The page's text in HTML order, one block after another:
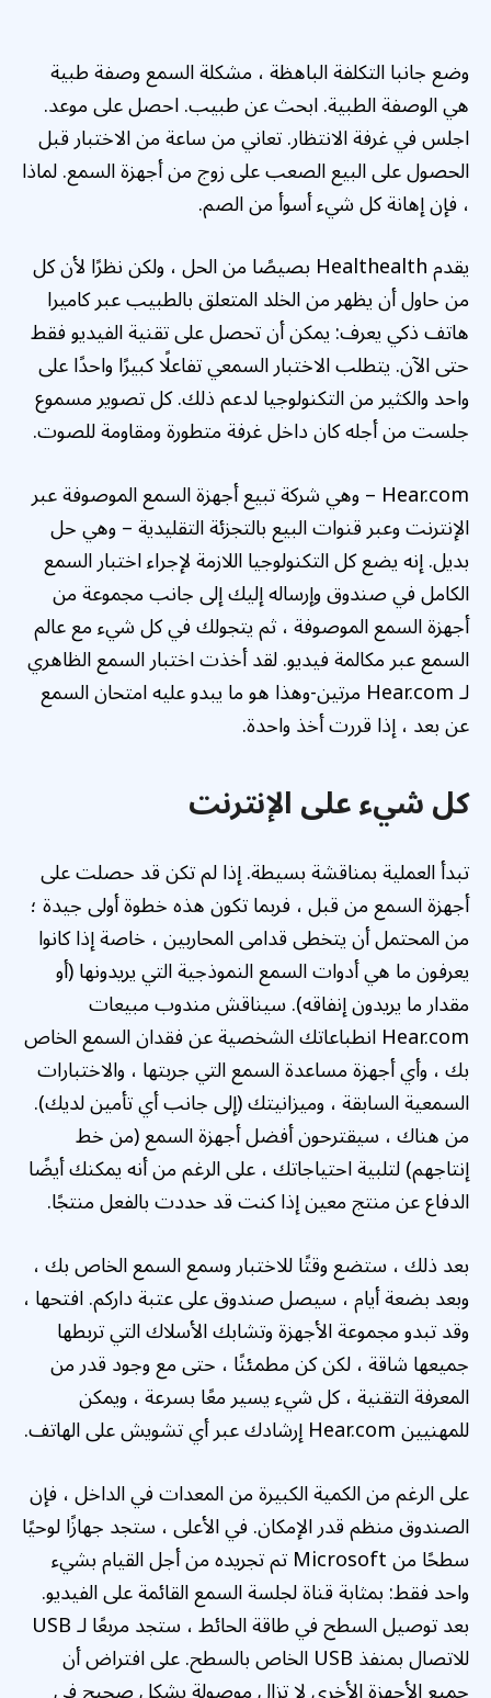
وضع جانباالتكلفة الباهظة ، مشكلة السمع وصفة طبية
هي الوصفة الطبية. ابحث عن طبيب. احصل على موعد.
اجلس في غرفة الانتظار. تعاني من ساعة من الاختبار قبل
الحصول على البيع الصعب على زوج من أجهزة السمع. لماذا
، فإن إهانة كل شيء أسوأ من الصم.
يقدم Healthealth بصيصًا من الحل ، ولكن نظرًا لأن كل
من حاول أن يظهر من الخلد المتعلق بالطبيب عبر كاميرا
هاتف ذكي يعرف: يمكن أن تحصل على تقنية الفيديو فقط
حتى الآن. يتطلب الاختبار السمعي تفاعلًا كبيرًا واحدًا على
واحد والكثير من التكنولوجيا لدعم ذلك. كل تصوير مسموع
جلست من أجله كان داخل غرفة متطورة ومقاومة للصوت.
Hear.com – وهي شركة تبيع أجهزة السمع الموصوفة عبر
الإنترنت وعبر قنوات البيع بالتجزئة التقليدية – وهي حل
بديل. إنه يضع كل التكنولوجيا اللازمة لإجراء اختبار السمع
الكامل في صندوق وإرساله إليك إلى جانب مجموعة من
أجهزة السمع الموصوفة ، ثم يتجولك في كل شيء مع عالم
السمع عبر مكالمة فيديو. لقد أخذت اختبار السمع الظاهري
لـ Hear.com مرتين-وهذا هو ما يبدو عليه امتحان السمع
عن بعد ، إذا قررت أخذ واحدة.
كل شيء على الإنترنت
تبدأ العملية بمناقشة بسيطة. إذا لم تكن قد حصلت على
أجهزة السمع من قبل ، فربما تكون هذه خطوة أولى جيدة ؛
من المحتمل أن يتخطى قدامى المحاربين ، خاصة إذا كانوا
يعرفون ما هي أدوات السمع النموذجية التي يريدونها (أو
مقدار ما يريدون إنفاقه). سيناقش مندوب مبيعات
Hear.com انطباعاتك الشخصية عن فقدان السمع الخاص
بك ، وأي أجهزة مساعدة السمع التي جربتها ، والاختبارات
السمعية السابقة ، وميزانيتك (إلى جانب أي تأمين لديك).
من هناك ، سيقترحون أفضل أجهزة السمع (من خط
إنتاجهم) لتلبية احتياجاتك ، على الرغم من أنه يمكنك أيضًا
الدفاع عن منتج معين إذا كنت قد حددت بالفعل منتجًا.
بعد ذلك ، ستضع وقتًا للاختبار وسمع السمع الخاص بك ،
وبعد بضعة أيام ، سيصل صندوق على عتبة داركم. افتحها ،
وقد تبدو مجموعة الأجهزة وتشابك الأسلاك التي تربطها
جميعها شاقة ، لكن كن مطمئنًا ، حتى مع وجود قدر من
المعرفة التقنية ، كل شيء يسير معًا بسرعة ، ويمكن
للمهنيين Hear.com إرشادك عبر أي تشويش على الهاتف.
على الرغم من الكمية الكبيرة من المعدات في الداخل ، فإن
الصندوق منظم قدر الإمكان. في الأعلى ، ستجد جهازًا لوحيًا
سطحًا من Microsoft تم تجريده من أجل القيام بشيء
واحد فقط: بمثابة قناة لجلسة السمع القائمة على الفيديو.
بعد توصيل السطح في طاقة الحائط ، ستجد مربعًا لـ USB
للاتصال بمنفذ USB الخاص بالسطح. على افتراض أن